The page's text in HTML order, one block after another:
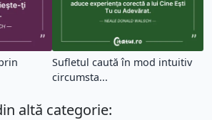
Sufletul caută în mod intuitiv
circumsta...
altă categorie: